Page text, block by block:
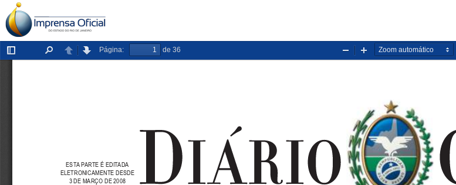
Exibir/ocultar
painel
LocalizarAnteriorPróxima
Página: de 36
Diminuir
zoom
Aumentar
zoom
ESTA PARTE É EDITADA
ELETRONICAMENTE DESDE
3 DE MARÇO DE 2008